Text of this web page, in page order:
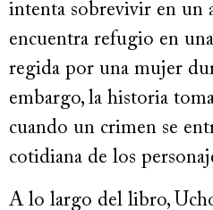
intenta sobrevivir en un
encuentra refugio en
regida por una mujer
embargo, la historia
cuando un crimen se
cotidiana de los
A lo largo del libro,